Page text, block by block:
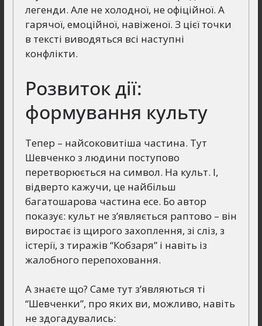
легенди. Але не холодної, не офіційної. А
гарячої, емоційної, навіженої. З цієї точки
в тексті виводяться всі наступні
конфлікти.
Розвиток дії:
формування культу
Тепер – найсоковитіша частина. Тут
Шевченко з людини поступово
перетворюється на символ. На культ. І,
відверто кажучи, це найбільш
багатошарова частина есе. Бо автор
показує: культ не з’являється раптово – він
виростає із щирого захоплення, зі сліз, з
істерії, з тиражів “Кобзаря” і навіть із
жалобного перепоховання.
А знаєте що? Саме тут з’являються ті
“Шевченки”, про яких ви, можливо, навіть
не здогадувались: